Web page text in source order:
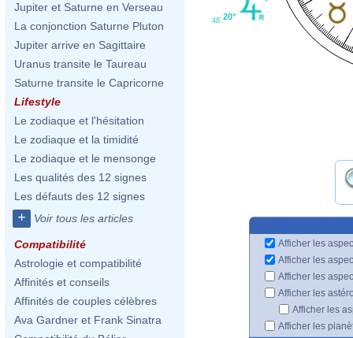
Jupiter et Saturne en Verseau
La conjonction Saturne Pluton
Jupiter arrive en Sagittaire
Uranus transite le Taureau
Saturne transite le Capricorne
Lifestyle
Le zodiaque et l'hésitation
Le zodiaque et la timidité
Le zodiaque et le mensonge
Les qualités des 12 signes
Les défauts des 12 signes
+ Voir tous les articles
Compatibilité
Astrologie et compatibilité
Affinités et conseils
Affinités de couples célèbres
Ava Gardner et Frank Sinatra
20°
48'
Afficher les
Afficher les
Afficher les
Afficher les
Afficher les
Afficher les